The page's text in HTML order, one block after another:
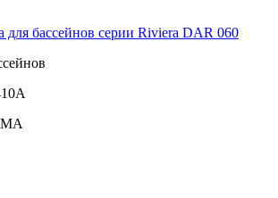
для бассейнов cерии Riviera DAR 060